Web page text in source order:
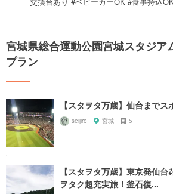
宮城県総合運動公園宮城スタジア
プラン
【スタヲタ万歳】仙台までス
seijiro 宮城 5
【スタヲタ万歳】東京発仙
ヲタク超充実旅！釜石復...